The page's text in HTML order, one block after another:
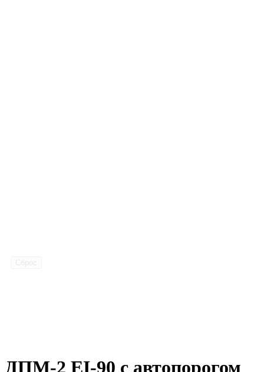
ДПМ-2 EI-90 с автопорогом